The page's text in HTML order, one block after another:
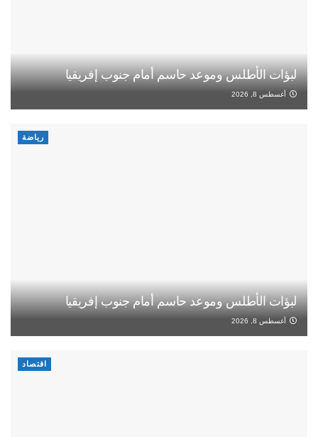
لبؤات الأطلس وموعد حاسم أمام جنوب إفريقيا
أغسطس 8, 2026
رياضة
لبؤات الأطلس وموعد حاسم أمام جنوب إفريقيا
أغسطس 8, 2026
اقتصاد